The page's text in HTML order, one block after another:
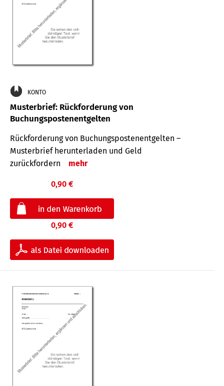
KONTO
Musterbrief: Rückforderung von
Buchungspostenentgelten
Rückforderung von Buchungspostenentgelten –
Musterbrief herunterladen und Geld
zurückfordern
mehr
0,90 €
0,90 €